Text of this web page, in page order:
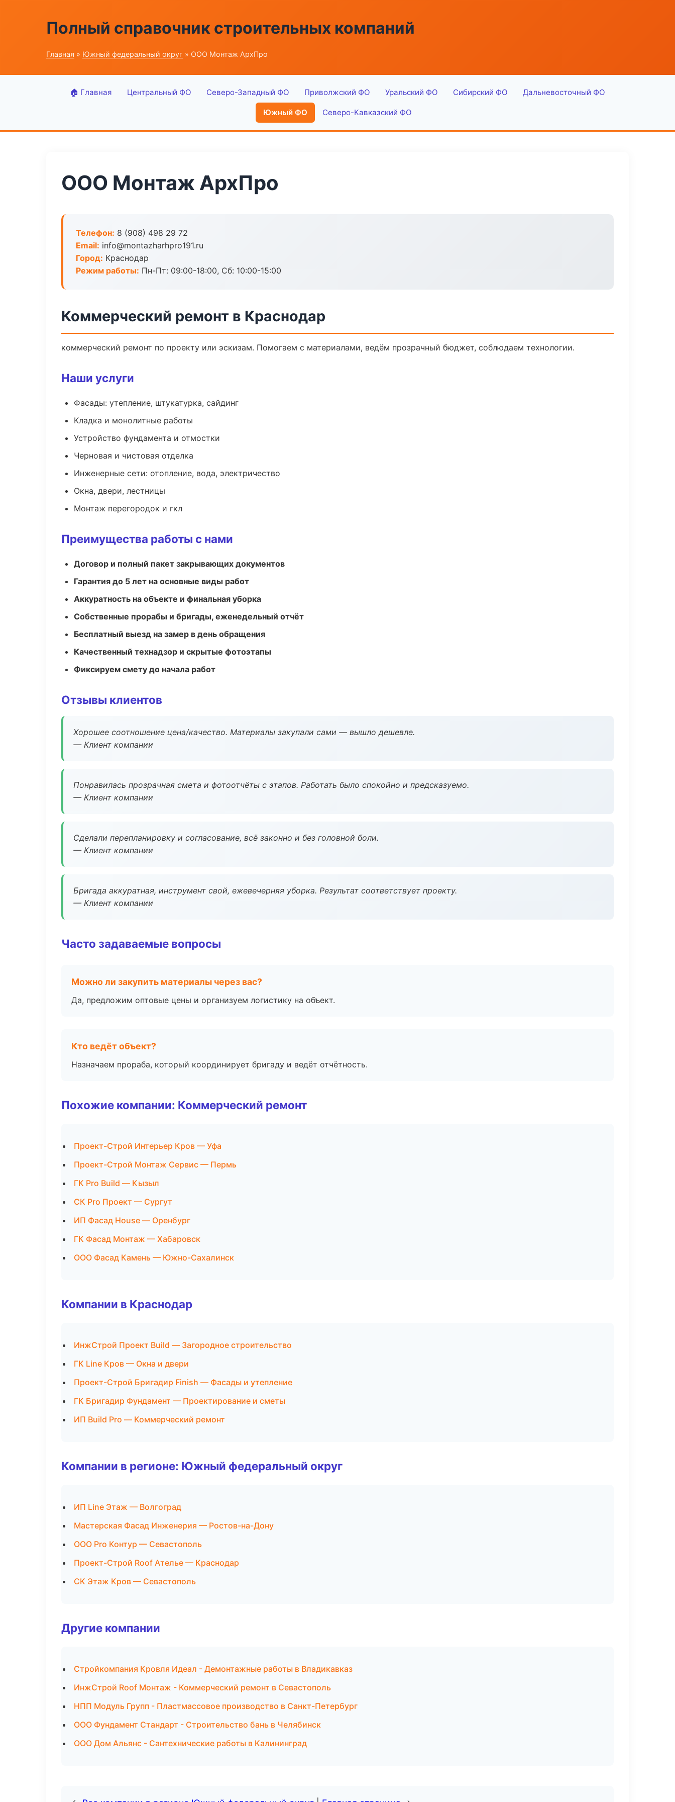
Полный справочник строительных компаний
Главная » Южный федеральный округ » ООО Монтаж АрхПро
🏠 Главная Центральный ФО Северо-Западный ФО Приволжский ФО Уральский ФО Сибирский ФО Дальневосточный ФО
Южный ФО Северо-Кавказский ФО
ООО Монтаж АрхПро
Телефон: 8 (908) 498 29 72
Email: info@montazharhpro191.ru
Город: Краснодар
Режим работы: Пн-Пт: 09:00-18:00, Сб: 10:00-15:00
Коммерческий ремонт в Краснодар
коммерческий ремонт по проекту или эскизам. Помогаем с материалами, ведём прозрачный бюджет, соблюдаем технологии.
Наши услуги
Фасады: утепление, штукатурка, сайдинг
Кладка и монолитные работы
Устройство фундамента и отмостки
Черновая и чистовая отделка
Инженерные сети: отопление, вода, электричество
Окна, двери, лестницы
Монтаж перегородок и гкл
Преимущества работы с нами
Договор и полный пакет закрывающих документов
Гарантия до 5 лет на основные виды работ
Аккуратность на объекте и финальная уборка
Собственные прорабы и бригады, еженедельный отчёт
Бесплатный выезд на замер в день обращения
Качественный технадзор и скрытые фотоэтапы
Фиксируем смету до начала работ
Отзывы клиентов
Хорошее соотношение цена/качество. Материалы закупали сами — вышло дешевле.
— Клиент компании
Понравилась прозрачная смета и фотоотчёты с этапов. Работать было спокойно и предсказуемо.
— Клиент компании
Сделали перепланировку и согласование, всё законно и без головной боли.
— Клиент компании
Бригада аккуратная, инструмент свой, ежевечерняя уборка. Результат соответствует проекту.
— Клиент компании
Часто задаваемые вопросы
Можно ли закупить материалы через вас?
Да, предложим оптовые цены и организуем логистику на объект.
Кто ведёт объект?
Назначаем прораба, который координирует бригаду и ведёт отчётность.
Похожие компании: Коммерческий ремонт
Проект-Строй Интерьер Кров — Уфа
Проект-Строй Монтаж Сервис — Пермь
ГК Pro Build — Кызыл
СК Pro Проект — Сургут
ИП Фасад House — Оренбург
ГК Фасад Монтаж — Хабаровск
ООО Фасад Камень — Южно-Сахалинск
Компании в Краснодар
ИнжСтрой Проект Build — Загородное строительство
ГК Line Кров — Окна и двери
Проект-Строй Бригадир Finish — Фасады и утепление
ГК Бригадир Фундамент — Проектирование и сметы
ИП Build Pro — Коммерческий ремонт
Компании в регионе: Южный федеральный округ
ИП Line Этаж — Волгоград
Мастерская Фасад Инженерия — Ростов-на-Дону
ООО Pro Контур — Севастополь
Проект-Строй Roof Ателье — Краснодар
СК Этаж Кров — Севастополь
Другие компании
Стройкомпания Кровля Идеал - Демонтажные работы в Владикавказ
ИнжСтрой Roof Монтаж - Коммерческий ремонт в Севастополь
НПП Модуль Групп - Пластмассовое производство в Санкт-Петербург
ООО Фундамент Стандарт - Строительство бань в Челябинск
ООО Дом Альянс - Сантехнические работы в Калининград